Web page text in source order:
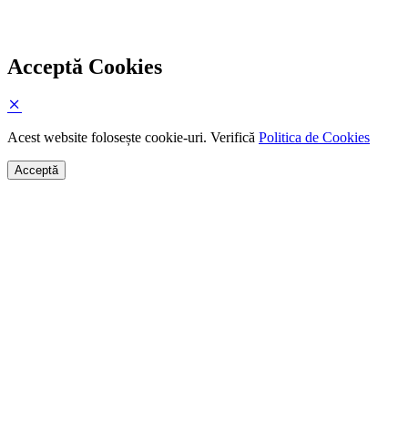
Acceptă Cookies
Acest website folosește cookie-uri. Verifică Politica de Cookies
Acceptă